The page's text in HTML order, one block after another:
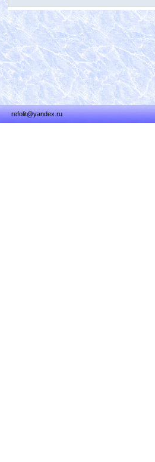
refolit@yandex.ru